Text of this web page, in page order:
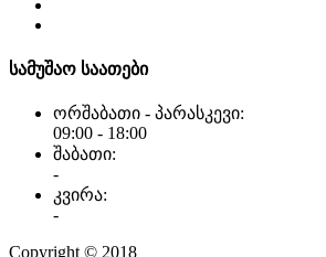
სამუშაო საათები
ორშაბათი - პარასკევი:
09:00 - 18:00
შაბათი:
-
კვირა:
-
Copyright © 2018